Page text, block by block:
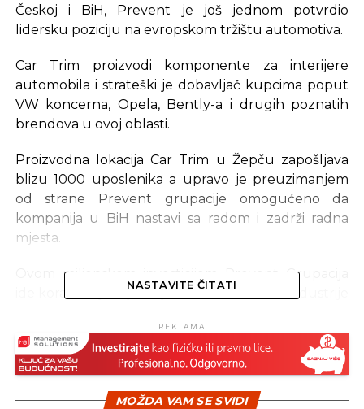
Českoj i BiH, Prevent je još jednom potvrdio
lidersku poziciju na evropskom tržištu automotiva.
Car Trim proizvodi komponente za interijere
automobila i strateški je dobavljač kupcima poput
VW koncerna, Opela, Bently-a i drugih poznatih
brendova u ovoj oblasti.
Proizvodna lokacija Car Trim u Žepču zapošljava
blizu 1000 uposlenika a upravo je preuzimanjem
od strane Prevent grupacije omogućeno da
kompanija u BiH nastavi sa radom i zadrži radna
mjesta.
Ovom milionskom investicijom Prevent Grupacija
ide korak dalje u jačanju bh. autmobilske industrije
Prevent grupacija je strateški opredjeljena za rast i
razvoj kompletne bh. privrede. „Istovremeno,
jačamo svoju poziciju na evropskom tržištu
NASTAVITE ČITATI
REKLAMA
MOŽDA VAM SE SVIDI